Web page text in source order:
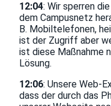
12:04: Wir sperren
dem Campusnetz
B. Mobiltelefonen,
ist der Zugriff aber
ist diese Maßnahme
Lösung.
12:06: Unsere Web-
dass der durch das